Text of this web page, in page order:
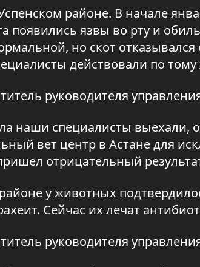
районе. В начале
появились язвы во рту и
но скот
действовали по тому
руководителя
наши специалисты выехали,
вет центр в Астане для
отрицательный
у животных
Сейчас их лечат
руководителя